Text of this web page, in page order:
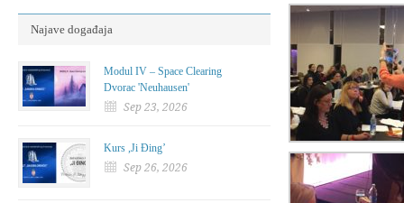
Najave događaja
Modul IV – Space Clearing
Dvorac 'Neuhausen'
Sep 23, 2026
Kurs ,Ji Đing’
Sep 26, 2026